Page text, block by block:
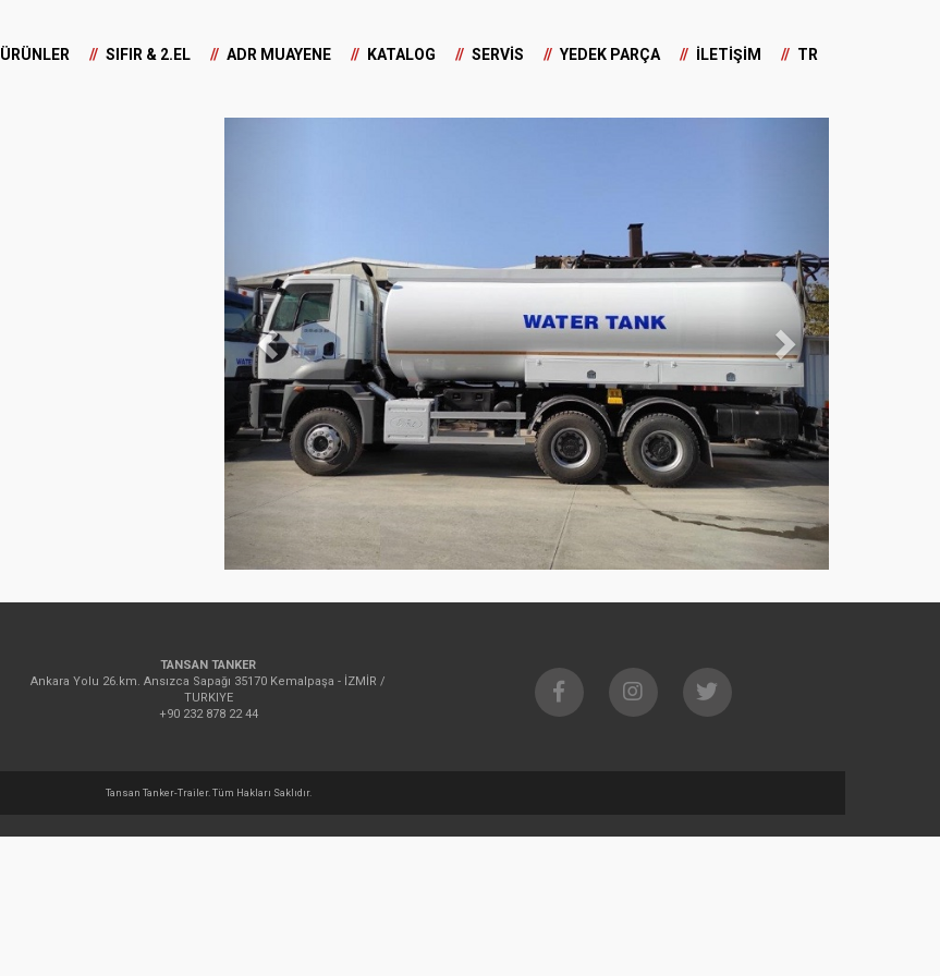
ÜRÜNLER SIFIR & 2.EL ADR MUAYENE KATALOG SERVİS YEDEK PARÇA İLETİŞİM TR
TANSAN TANKER
Ankara Yolu 26.km. Ansızca Sapağı 35170 Kemalpaşa - İZMİR /
TURKIYE
+90 232 878 22 44
Tansan Tanker-Trailer. Tüm Hakları Saklıdır.